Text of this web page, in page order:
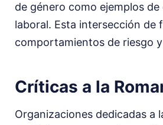
de género como ejemplos
laboral. Esta intersección de
comportamientos de riesgo
Críticas a la
Organizaciones dedicadas a